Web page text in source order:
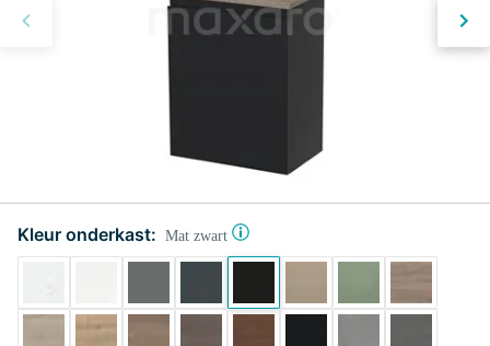
Kleur onderkast: Mat zwart